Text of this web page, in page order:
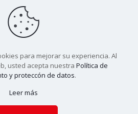
|Aviso de privacidad
para mejorar su experiencia. Al
usted acepta nuestra Política de
y proteccón de datos.
Leer más